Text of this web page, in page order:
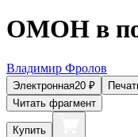
ОМОН в
Владимир Фролов
Электронная20 ₽
Читать фрагмент
Купить